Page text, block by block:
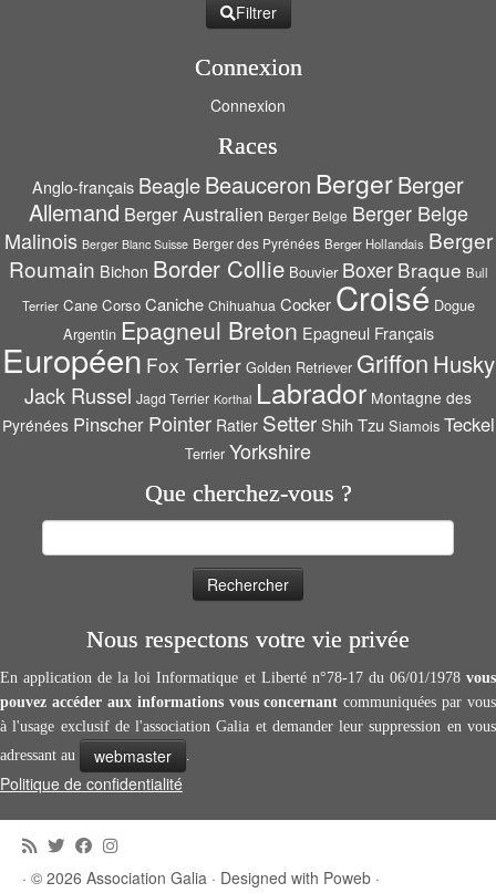
Filtrer
Connexion
Connexion
Races
Anglo-français BeagleBeauceron BergerBerger
Allemand Berger Australien Berger Belge Berger Belge
Malinois Berger Blanc Suisse Berger des Pyrénées Berger Hollandais Berger
Roumain Bichon Border Collie Bouvier Boxer Braque Bull
Terrier Cane Corso Caniche Chihuahua Cocker Croisé Dogue
Argentin Epagneul Breton Epagneul Français
Européen Fox Terrier Golden Retriever Griffon Husky
Jack Russel Jagd Terrier Korthal Labrador Montagne des
Pyrénées Pinscher Pointer Ratier Setter Shih Tzu Siamois Teckel
Terrier Yorkshire
Que cherchez-vous ?
Nous respectons votre vie privée
En application de la loi Informatique et Liberté n°78-17 du 06/01/1978 vous
pouvez accéder aux informations vous concernantcommuniquées par vous
à l'usage exclusif de l'association Galia et demander leur suppression en vous
adressant au
webmaster
Politique de confidentialité
· © 2026 Association Galia · Designed with Poweb ·